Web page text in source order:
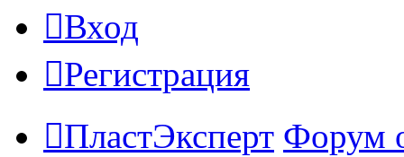
Вход
Регистрация
ПластЭксперт Форум